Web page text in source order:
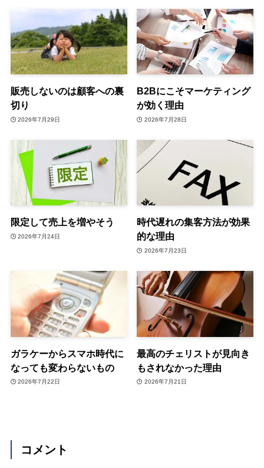
販売しないのは顧客への裏
切り
2026年7月29日
B2Bにこそマーケティング
が効く理由
2026年7月28日
限定して売上を増やそう
2026年7月24日
時代遅れの集客方法が効果
的な理由
2026年7月23日
ガラケーからスマホ時代に
なっても変わらないもの
2026年7月22日
最高のチェリストが見向き
もされなかった理由
2026年7月21日
コメント